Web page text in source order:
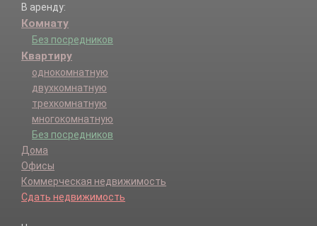
В аренду:
Комнату
Без посредников
Квартиру
однокомнатную
двухкомнатную
трехкомнатную
многокомнатную
Без посредников
Дома
Офисы
Коммерческая недвижимость
Сдать недвижимость